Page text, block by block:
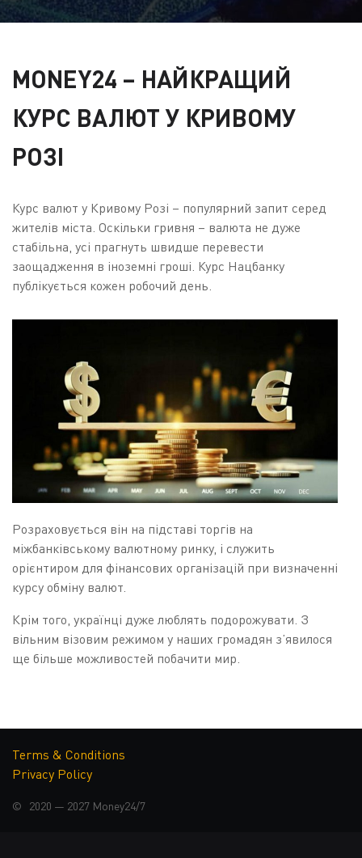
MONEY24 – НАЙКРАЩИЙ
КУРС ВАЛЮТ У КРИВОМУ
РОЗІ
Курс валют у Кривому Розі – популярний запит серед
жителів міста. Оскільки гривня – валюта не дуже
стабільна, усі прагнуть швидше перевести
заощадження в іноземні гроші. Курс Нацбанку
публікується кожен робочий день.
Розраховується він на підставі торгів на
міжбанківському валютному ринку, і служить
орієнтиром для фінансових організацій при визначенні
курсу обміну валют.
Крім того, українці дуже люблять подорожувати. З
вільним візовим режимом у наших громадян з’явилося
ще більше можливостей побачити мир.
ЯК ФОРМУЄТЬСЯ КУРС
ВАЛЮТ?
Курс валют в Україні встановлений гнучкий, тобто він
Terms & Conditions
Privacy Policy
© 2020 — 2027 Money24/7